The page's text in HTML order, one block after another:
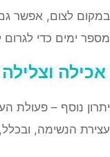
במקום לצום, אפשר
מספר ימים כדי
אכילה וצלילה
יתרון נוסף – פעולת
עצירת הנשימה,